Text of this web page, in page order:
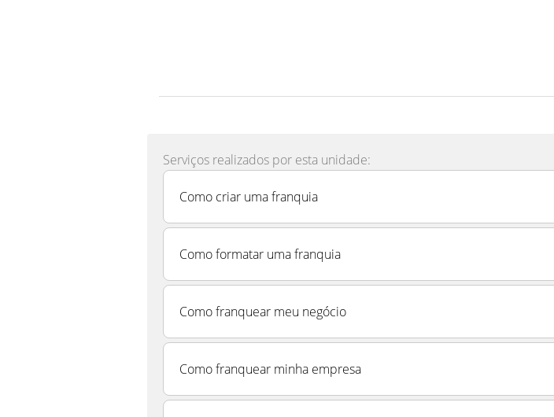
Serviços realizados por esta unidade:
Como criar uma franquia
Como formatar uma franquia
Como franquear meu negócio
Como franquear minha empresa